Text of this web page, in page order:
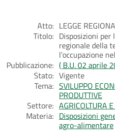
Atto: LEGGE
Titolo: Disposizioni per
regionale della
l’occupazione
Pubblicazione: ( B.U. 02 aprile
Stato: Vigente
Tema: SVILUPPO
PRODUTTIVE
Settore: AGRICOLTURA
Materia: Disposizioni
agro-alimentare